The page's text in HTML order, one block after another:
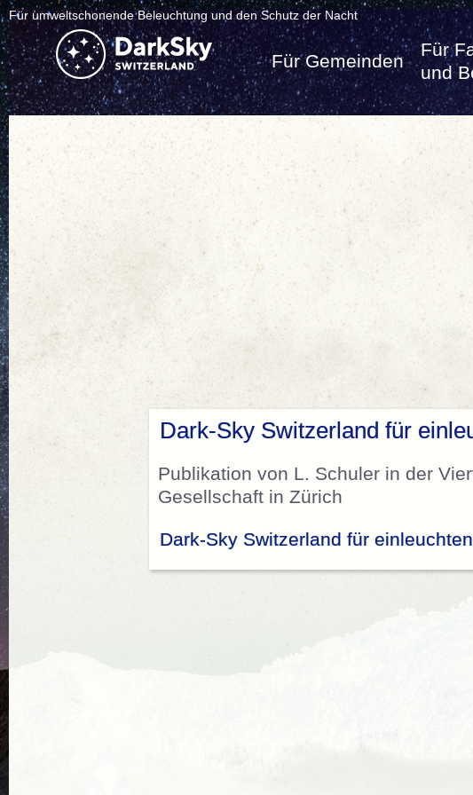
Für umweltschonende Beleuchtung und den Schutz der Nacht
Für Gemeinden
Für
und
Dark-Sky Switzerland für
Publikation von L. Schuler in der
Gesellschaft in Zürich
Dark-Sky Switzerland für